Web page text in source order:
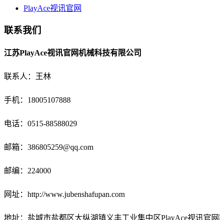
PlayAce视讯官网
联系我们
江苏PlayAce视讯官网机械科技有限公司
联系人：王林
手机：18005107888
电话： 0515-88588029
邮箱： 386805259@qq.com
邮编：224000
网址：http://www.jubenshafupan.com
地址：盐城市盐都区大纵湖镇义丰工业集中区PlayAce视讯官